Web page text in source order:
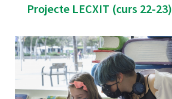
Projecte LECXIT (curs 22-23)